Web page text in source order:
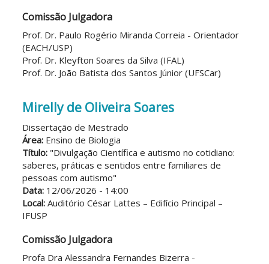
Comissão Julgadora
Prof. Dr. Paulo Rogério Miranda Correia - Orientador
(EACH/USP)
Prof. Dr. Kleyfton Soares da Silva (IFAL)
Prof. Dr. João Batista dos Santos Júnior (UFSCar)
Mirelly de Oliveira Soares
Dissertação de Mestrado
Área: Ensino de Biologia
Título: "Divulgação Científica e autismo no cotidiano:
saberes, práticas e sentidos entre familiares de
pessoas com autismo"
Data: 12/06/2026 - 14:00
Local:Auditório César Lattes – Edifício Principal –
IFUSP
Comissão Julgadora
Profa Dra Alessandra Fernandes Bizerra -